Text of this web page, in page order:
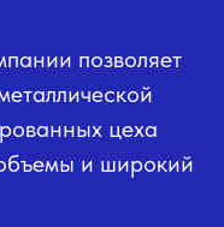
позволяет
цеха
и широкий